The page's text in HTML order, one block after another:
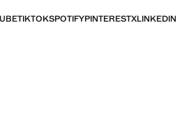
TIKTOKSPOTIFYPINTERESTXLINKEDIN